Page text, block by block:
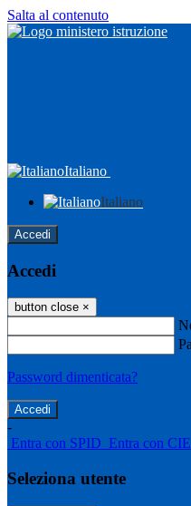
Salta al contenuto
Italiano
Italiano
Accedi
Accedi
button close ×
Password dimenticata?
-
Entra con SPID Entra con CIE
Seleziona utente